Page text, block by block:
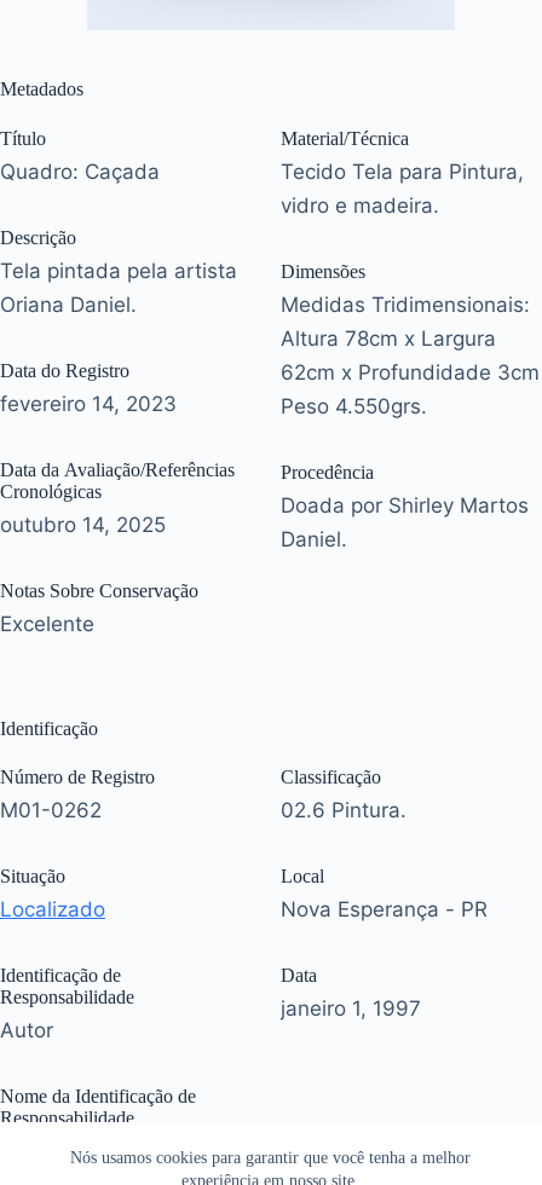
Nós usamos cookies para garantir que você tenha a melhor
experiência em nosso site.
Metadados
Título
Quadro: Caçada
Descrição
Tela pintada pela artista
Oriana Daniel.
Data do Registro
fevereiro 14, 2023
Data da Avaliação/Referências
Cronológicas
outubro 14, 2025
Notas Sobre Conservação
Excelente
Material/Técnica
Tecido Tela para Pintura,
vidro e madeira.
Dimensões
Medidas Tridimensionais:
Altura 78cm x Largura
62cm x Profundidade 3cm
Peso 4.550grs.
Procedência
Doada por Shirley Martos
Daniel.
Identificação
Número de Registro
M01-0262
Situação
Localizado
Identificação de
Responsabilidade
Autor
Nome da Identificação de
Responsabilidade
Oriana Daniel.
Classificação
02.6 Pintura.
Local
Nova Esperança - PR
Data
janeiro 1, 1997